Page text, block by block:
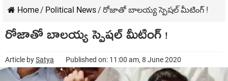
Home/ Political News/ రోజాతో బాలయ్య స్పెషల్ మీటింగ్ !
రోజాతో బాలయ్య స్పెషల్ మీటింగ్ !
Article bySatya Published on: 11:00 am, 8 June 2020